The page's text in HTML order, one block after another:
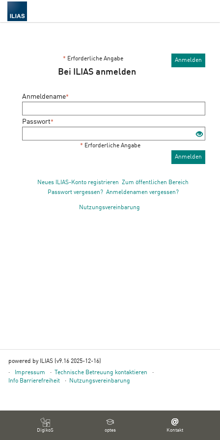
DigikoS optes Kontakt
Anmelden
* Erforderliche Angabe
Bei ILIAS anmelden
Anmeldename*
Passwort*
* Erforderliche Angabe
Anmelden
Neues ILIAS-Konto registrieren Zum öffentlichen Bereich
Passwort vergessen? Anmeldenamen vergessen?
Nutzungsvereinbarung
powered by ILIAS (v9.16 2025-12-16)
Impressum
Technische Betreuung kontaktieren
Info Barrierefreiheit
Nutzungsvereinbarung